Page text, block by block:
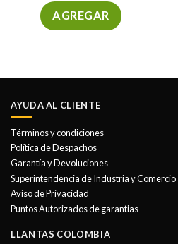
AGREGAR
múltiples
Las
elegir
en
la
página
de
AYUDA AL CLIENTE
Términos y condiciones
Política de Despachos
Garantía y Devoluciones
Superintendencia de Industria y Comercio
Aviso de Privacidad
Puntos Autorizados de garantias
LLANTAS COLOMBIA